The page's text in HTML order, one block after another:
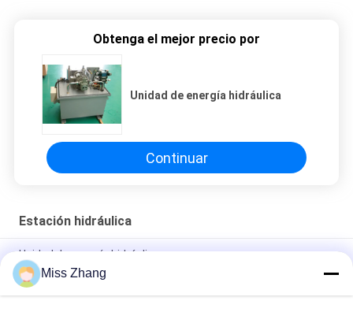
Obtenga el mejor precio por
Unidad de energía hidráulica
Continuar
Estación hidráulica
Unidad de energía hidráulica
Sistema Hidráulico de Alta Presión Cuerpo de Válvula
Hidráulica Ensamblado de Canal
Miss Zhang